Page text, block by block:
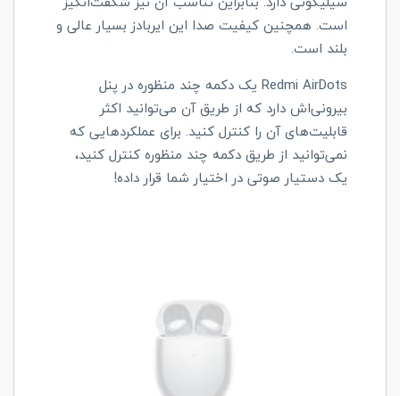
است. همچنین کیفیت صدا این ایربادز بسیار عالی و
بلند است.
Redmi AirDotsیک دکمه چند منظوره در پنل
بیرونی‌اش دارد که از طریق آن می‌توانید اکثر
قابلیت‌های آن را کنترل کنید. برای عملکردهایی که
نمی‌توانید از طریق دکمه چند منظوره کنترل کنید،
یک دستیار صوتی در اختیار شما قرار داده!